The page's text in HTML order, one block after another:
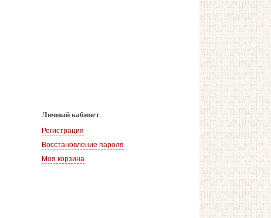
Личный кабинет
Регистрация
Восстановление пароля
Моя корзина